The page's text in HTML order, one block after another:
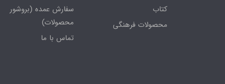
کتاب
محصولات فرهنگی
سفارش عمده (بروشور
محصولات)
تماس با ما